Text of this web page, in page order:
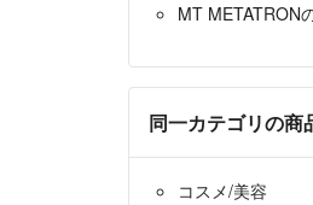
MT METATRON
同一カテゴリの商
コスメ/美容